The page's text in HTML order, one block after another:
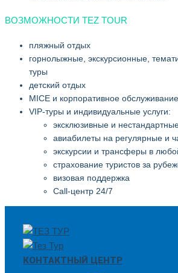
ВОЗМОЖНОСТИ TEZ TOUR
пляжный отдых
горнолыжные, экскурсионные,
туры
детский отдых
MICE и корпоративное обслуживание
VIP-туры и индивидуальные услуги:
эксклюзивные и
авиабилеты на регулярные и
экскурсии и трансферы в
страхование туристов за
визовая поддержка
Call-центр 24/7
КОНТАКТНЫЙ ЦЕНТР